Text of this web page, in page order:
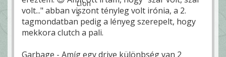
volt..." abban viszont tényleg volt irónia, a 2.
tagmondatban pedig a lényeg szerepelt, hogy
mekkora clutch a pali.
Garbage - Amíg egy drive különbség van 2